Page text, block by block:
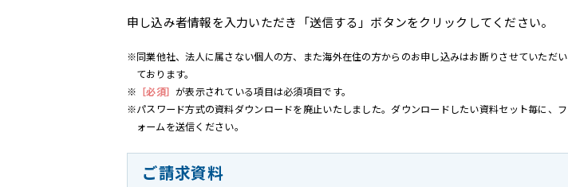
申し込み者情報を入力いただき「送信する」ボタンをクリックしてください。
※同業他社、法人に属さない個人の方、また海外在住の方からのお申し込みはお断りさせていただい
ております。
※ ［必須］が表示されている項目は必須項目です。
※パスワード方式の資料ダウンロードを廃止いたしました。ダウンロードしたい資料セット毎に、フ
ォームを送信ください。
ご請求資料